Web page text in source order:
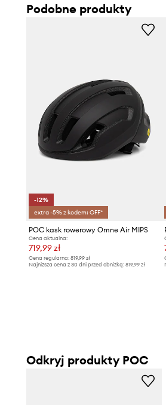
zapobiegając parowaniu gogli.
- Klips do zamocowania gogli
gogle przymocowane do
Podobne produkty
-12%
extra -5% z kodem: OFF*
POC kask rowerowy Omne Air MIPS
Cena aktualna:
719,99 zł
Cena regularna: 819,99 zł
Najniższa cena z 30 dni przed obniżką: 819,99 zł
Odkryj produkty POC